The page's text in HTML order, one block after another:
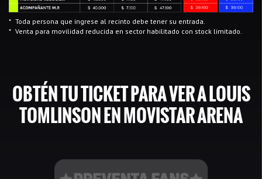
* Toda persona que ingrese al recinto debe tener su entrada.
* Venta para movilidad reducida en sector habilitado con stock limitado.
OBTÉN TU TICKET PARA VER ALOUIS
TOMLINSON EN MOVISTAR ARENA